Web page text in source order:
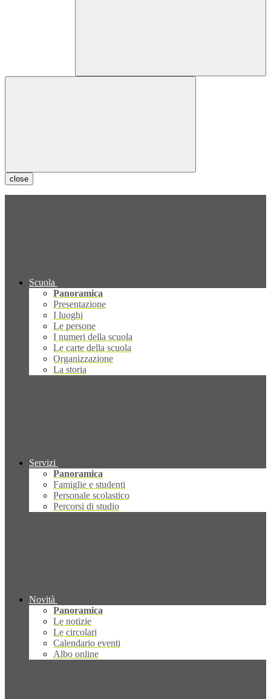
close
Scuola
Panoramica
Presentazione
I luoghi
Le persone
I numeri della scuola
Le carte della scuola
Organizzazione
La storia
Servizi
Panoramica
Famiglie e studenti
Personale scolastico
Percorsi di studio
Novità
Panoramica
Le notizie
Le circolari
Calendario eventi
Albo online